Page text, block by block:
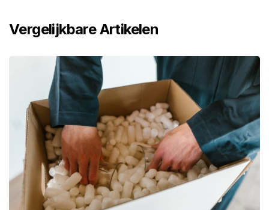
Vergelijkbare Artikelen